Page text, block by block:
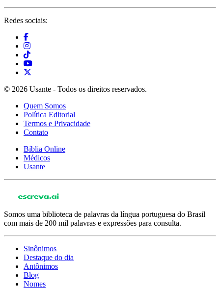
Redes sociais:
© 2026 Usante - Todos os direitos reservados.
Quem Somos
Política Editorial
Termos e Privacidade
Contato
Bíblia Online
Médicos
Usante
Somos uma biblioteca de palavras da língua portuguesa do Brasil
com mais de 200 mil palavras e expressões para consulta.
Sinônimos
Destaque do dia
Antônimos
Blog
Nomes